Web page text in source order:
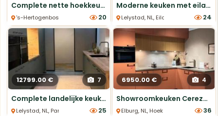
Complete nette hoekkeuken (zelf te demonteren)
's-Hertogenbosch, NL, Hoek Keukens
20
Moderne keuken met eiland en nieuw apparatuur
Lelystad, NL, Eiland Keukens 24
12799.00 € 7
Complete landelijke keuken met nieuwe apparatuur
Lelystad, NL, Parallel Keukens 25
6950.00 € 4
Showroomkeuken Cerezo NCS met Richárd Puur Eiken
Elburg, NL, Hoek keukens 36